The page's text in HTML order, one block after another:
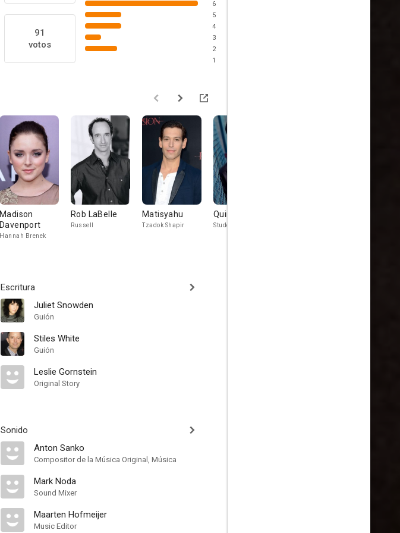
91
votos
6
5
4
3
2
1
Madison
Davenport
Hannah Brenek
Rob LaBelle
Russell
Matisyahu
Tzadok Shapir
Quinn Lord
Student
Escritura
Juliet Snowden
Guión
Stiles White
Guión
Leslie Gornstein
Original Story
Sonido
Anton Sanko
Compositor de la Música Original, Música
Mark Noda
Sound Mixer
Maarten Hofmeijer
Music Editor